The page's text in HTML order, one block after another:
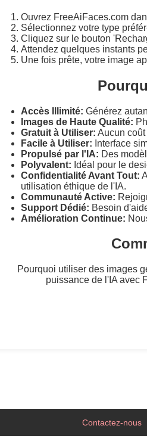
Ouvrez FreeAiFaces.com
Sélectionnez votre type
Cliquez sur le bouton
Attendez quelques instants
Une fois prête, votre image
Accès Illimité: Générez
Images de Haute Qualité:
Gratuit à Utiliser: Aucun
Facile à Utiliser: Interface
Propulsé par l'IA: Des
Polyvalent: Idéal pour le
Confidentialité Avant Tout:
utilisation éthique de l'IA.
Communauté Active:
Support Dédié: Besoin
Amélioration Continue:
Pourquoi utiliser des images
puissance de l'IA avec
Contactez-nous